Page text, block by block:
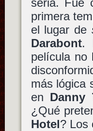
primera
el lugar de
Darabont.
película
más lógica
en Danny
¿Qué
Hotel? Los